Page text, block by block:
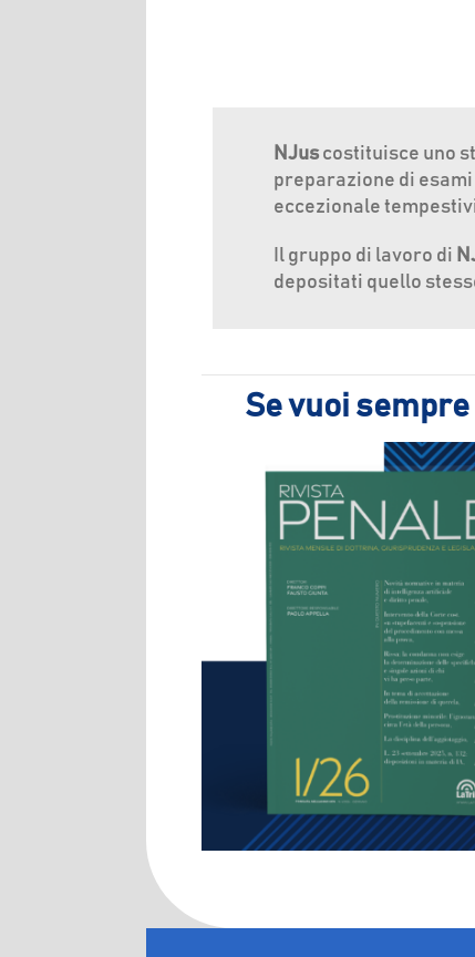
NJus costituisce uno
preparazione di
eccezionale
Il gruppo di lavoro di
depositati quello
Se vuoi